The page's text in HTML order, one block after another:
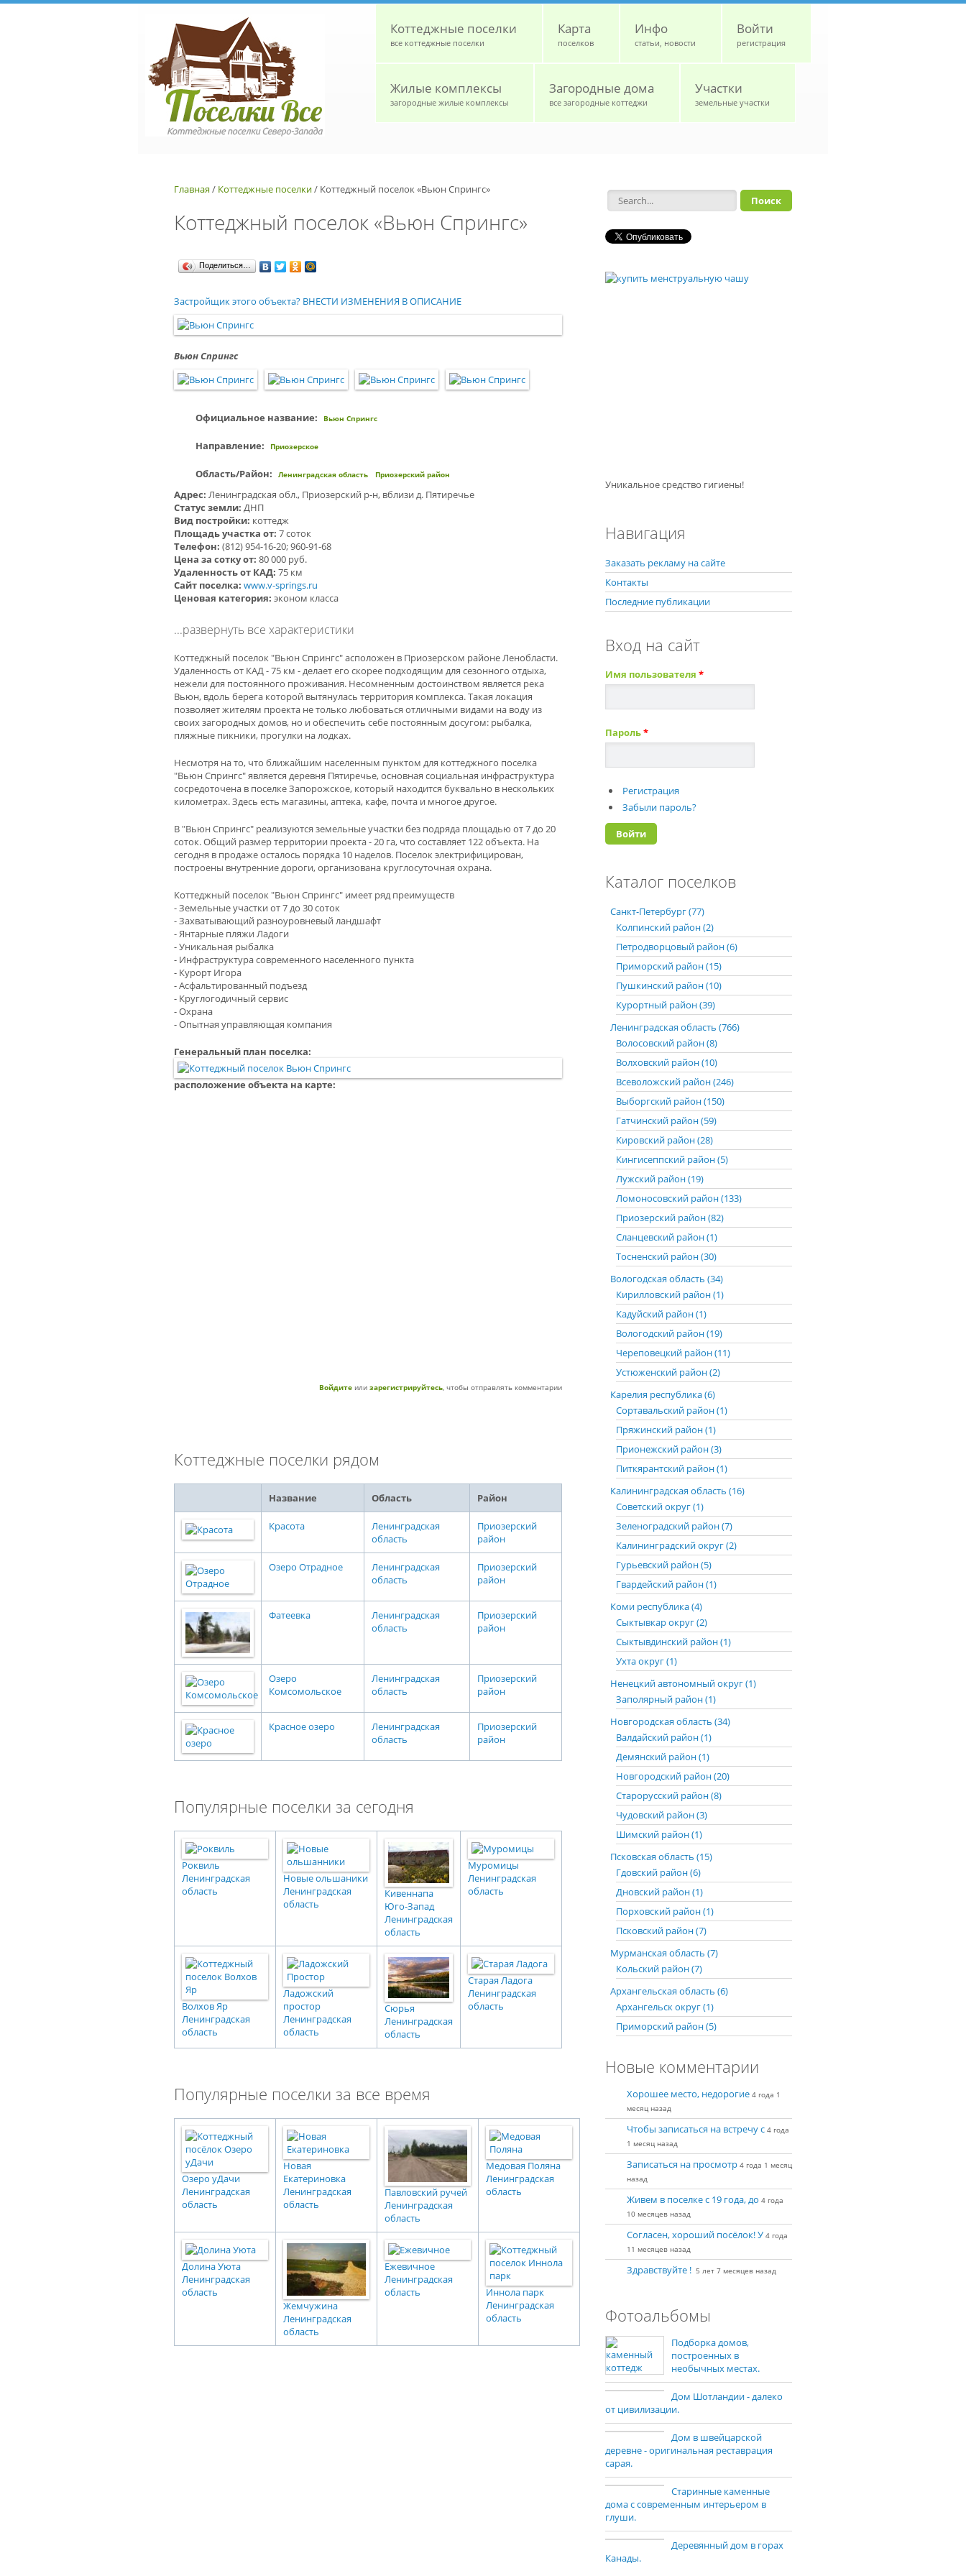
Коттеджные поселки
все коттеджные поселки
Карта
поселков
Инфо
статьи, новости
Войти
регистрация
Жилые комплексы
загородные жилые комплексы
Загородные дома
все загородные коттеджи
Участки
земельные участки
Главная / Коттеджные поселки/ Коттеджный поселок «Вьюн Спрингс»
Коттеджный поселок «Вьюн Спрингс»
Поделиться…
Застройщик этого объекта? ВНЕСТИ ИЗМЕНЕНИЯ В ОПИСАНИЕ
Вьюн Спрингс
Официальное название: Вьюн Спрингс
Направление: Приозерское
Область/Район: Ленинградская область Приозерский район
Адрес: Ленинградская обл., Приозерский р-н, вблизи д. Пятиречье
Статус земли: ДНП
Вид постройки: коттедж
Площадь участка от: 7 соток
Телефон: (812) 954-16-20; 960-91-68
Цена за сотку от: 80 000 руб.
Удаленность от КАД: 75 км
Сайт поселка: www.v-springs.ru
Ценовая категория: эконом класса
...развернуть все характеристики
Коттеджный поселок "Вьюн Спрингс" асположен в Приозерском районе Ленобласти.
Удаленность от КАД - 75 км - делает его скорее подходящим для сезонного отдыха,
нежели для постоянного проживания. Несомненным достоинством является река
Вьюн, вдоль берега которой вытянулась территория комплекса. Такая локация
позволяет жителям проекта не только любоваться отличными видами на воду из
своих загородных домов, но и обеспечить себе постоянным досугом: рыбалка,
пляжные пикники, прогулки на лодках.
Несмотря на то, что ближайшим населенным пунктом для коттеджного поселка
"Вьюн Спрингс" является деревня Пятиречье, основная социальная инфраструктура
сосредоточена в поселке Запорожское, который находится буквально в нескольких
километрах. Здесь есть магазины, аптека, кафе, почта и многое другое.
В "Вьюн Спрингс" реализуются земельные участки без подряда площадью от 7 до 20
соток. Общий размер территории проекта - 20 га, что составляет 122 объекта. На
сегодня в продаже осталось порядка 10 наделов. Поселок электрифицирован,
построены внутренние дороги, организована круглосуточная охрана.
Коттеджный поселок "Вьюн Спрингс" имеет ряд преимуществ
- Земельные участки от 7 до 30 соток
- Захватывающий разноуровневый ландшафт
- Янтарные пляжи Ладоги
- Уникальная рыбалка
- Инфраструктура современного населенного пункта
- Курорт Игора
- Асфальтированный подъезд
- Круглогодичный сервис
- Охрана
- Опытная управляющая компания
Генеральный план поселка:
расположение объекта на карте:
Войдите или зарегистрируйтесь, чтобы отправлять комментарии
Коттеджные поселки рядом
Название Область Район
Красота
Ленинградская
область
Приозерский
район
Озеро Отрадное
Ленинградская
область
Приозерский
район
Фатеевка
Ленинградская
область
Приозерский
район
Озеро
Комсомольское
Ленинградская
область
Приозерский
район
Красное озеро
Ленинградская
область
Приозерский
район
Популярные поселки за сегодня
Роквиль
Ленинградская
область
Новые ольшаники
Ленинградская
область
Кивеннапа
Юго-Запад
Ленинградская
область
Муромицы
Ленинградская
область
Волхов Яр
Ленинградская
область
Ладожский
простор
Ленинградская
область
Сюрья
Ленинградская
область
Старая Ладога
Ленинградская
область
Популярные поселки за все время
Озеро уДачи
Ленинградская
область
Новая
Екатериновка
Ленинградская
область
Павловский ручей
Ленинградская
область
Медовая Поляна
Ленинградская
область
Долина Уюта
Ленинградская
область
Жемчужина
Ленинградская
область
Ежевичное
Ленинградская
область
Иннола парк
Ленинградская
область
Форма поиска
Уникальное средство гигиены!
Навигация
Заказать рекламу на сайте
Контакты
Последние публикации
Вход на сайт
Имя пользователя *
Пароль*
Регистрация
Забыли пароль?
Каталог поселков
Санкт-Петербург (77)
Колпинский район (2)
Петродворцовый район (6)
Приморский район (15)
Пушкинский район (10)
Курортный район (39)
Ленинградская область (766)
Волосовский район (8)
Волховский район (10)
Всеволожский район (246)
Выборгский район (150)
Гатчинский район (59)
Кировский район (28)
Кингисеппский район (5)
Лужский район (19)
Ломоносовский район (133)
Приозерский район (82)
Сланцевский район (1)
Тосненский район (30)
Вологодская область (34)
Кирилловский район (1)
Кадуйский район (1)
Вологодский район (19)
Череповецкий район (11)
Устюженский район (2)
Карелия республика (6)
Сортавальский район (1)
Пряжинский район (1)
Прионежский район (3)
Питкярантский район (1)
Калининградская область (16)
Советский округ (1)
Зеленоградский район (7)
Калининградский округ (2)
Гурьевский район (5)
Гвардейский район (1)
Коми республика (4)
Сыктывкар округ (2)
Сыктывдинский район (1)
Ухта округ (1)
Ненецкий автономный округ (1)
Заполярный район (1)
Новгородская область (34)
Валдайский район (1)
Демянский район (1)
Новгородский район (20)
Старорусский район (8)
Чудовский район (3)
Шимский район (1)
Псковская область (15)
Гдовский район (6)
Дновский район (1)
Порховский район (1)
Псковский район (7)
Мурманская область (7)
Кольский район (7)
Архангельская область (6)
Архангельск округ (1)
Приморский район (5)
Новые комментарии
Хорошее место, недорогие 4 года 1
месяц назад
Чтобы записаться на встречу с 4 года
1 месяц назад
Записаться на просмотр 4 года 1 месяц
назад
Живем в поселке с 19 года, до 4 года
10 месяцев назад
Согласен, хороший посёлок! У 4 года
11 месяцев назад
Здравствуйте ! 5 лет 7 месяцев назад
Фотоальбомы
Подборка домов,
построенных в
необычных местах.
Дом Шотландии - далеко
от цивилизации.
Дом в швейцарской
деревне - оригинальная реставрация
сарая.
Старинные каменные
дома с современным интерьером в
глуши.
Деревянный дом в горах
Канады.